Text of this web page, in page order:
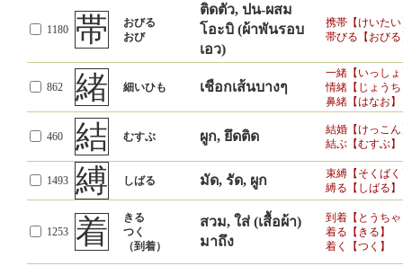
1180 帯
おびる
おび
ติดตัว, ปน-ผสม
โอะบิ (ผ้าพันรอบ
เอว)
携帯【けいた
帯びる【おび
862 緒 細いひも เชือกเส้นบางๆ
一緒【いっし
情緒【じょう
鼻緒【はなお】
460 結 むすぶ ผูก, ยึดติด
結婚【けっこ
結ぶ【むすぶ】
1493 縛 しばる มัด, รัด, ผูก
束縛【そくば
縛る【しばる】
1253 着
きる
つく
（到着）
สวม, ใส่ (เสื้อผ้า)
มาถึง
到着【とうち
着る【きる】
着く【つく】